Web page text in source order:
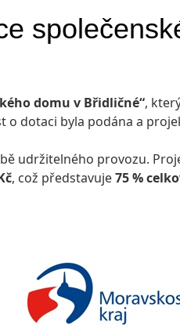
domu v Břidličné“,
o dotaci byla podána a
udržitelného provozu.
, což představuje75 %